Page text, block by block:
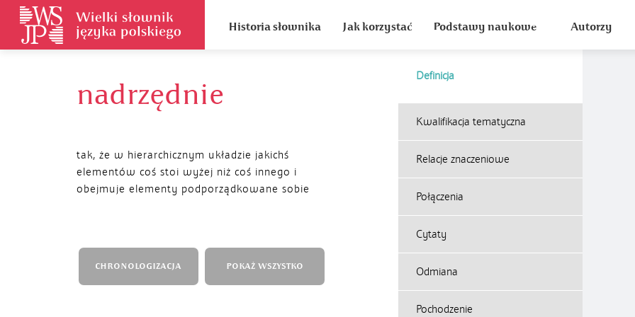
Historia słownika Jak korzystać Podstawy naukowe Autorzy
nadrzędnie
Definicja
tak, że w hierarchicznym układzie jakichś
elementów coś stoi wyżej niż coś innego i
obejmuje elementy podporządkowane sobie
Kwalifikacja tematyczna
Relacje znaczeniowe
Połączenia
Cytaty
Odmiana
Pochodzenie
CHRONOLOGIZACJA POKAŻ WSZYSTKO